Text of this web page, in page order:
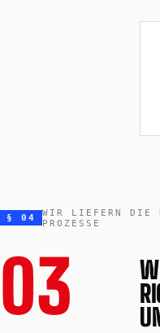
§ 04
WIR LIEFERN DIE
PROZESSE
03